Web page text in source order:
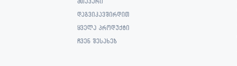
მთავარი
დაგვიკავშირდით
ყველა პროდუქტი
ჩვენ შესახებ